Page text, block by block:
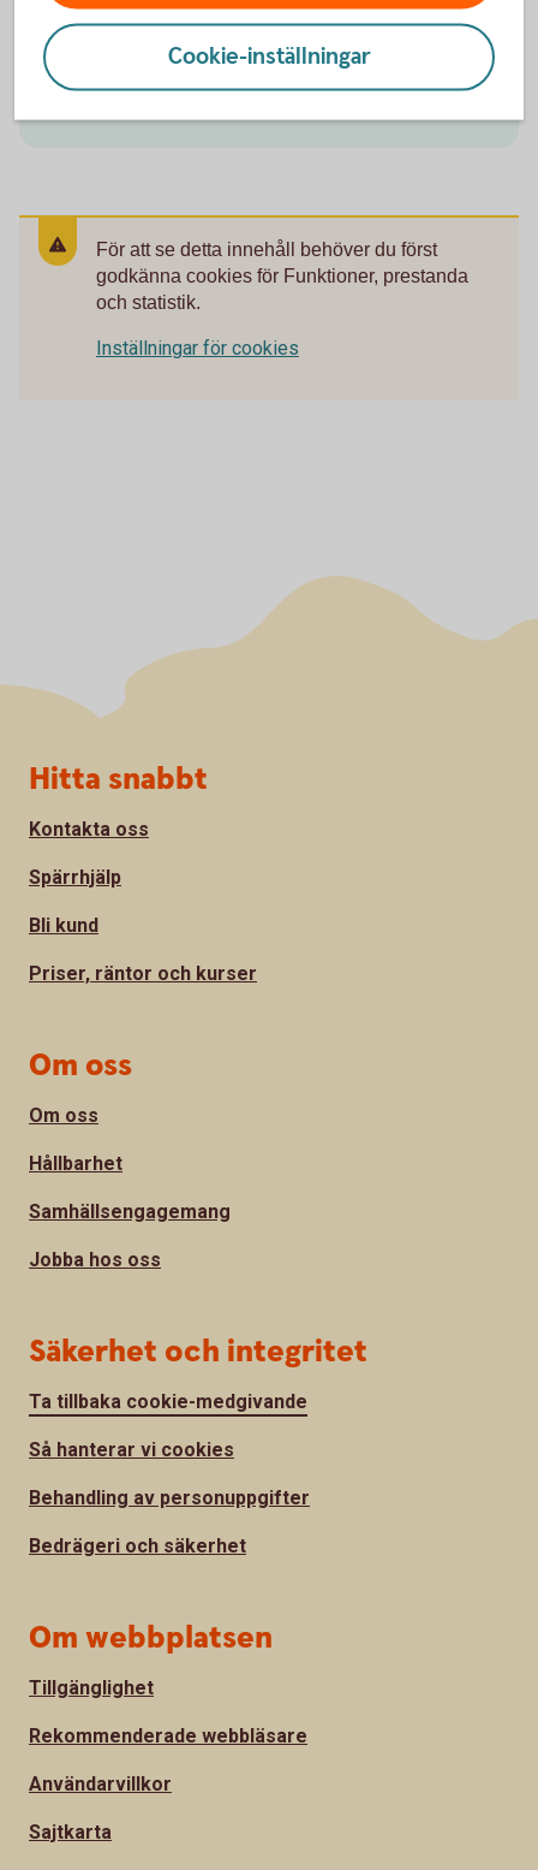
arbetsgivare.
Skatteavdrag för bilresor till jobbet
För att se detta innehåll behöver du först
godkänna cookies för Funktioner, prestanda
och statistik.
Inställningar för cookies
Cookie-inställningar
Sidfot
Hitta snabbt
Kontakta oss
Spärrhjälp
Bli kund
Priser, räntor och kurser
Om oss
Om oss
Hållbarhet
Samhällsengagemang
Jobba hos oss
Säkerhet och integritet
Ta tillbaka cookie-medgivande
Så hanterar vi cookies
Behandling av personuppgifter
Bedrägeri och säkerhet
Om webbplatsen
Tillgänglighet
Rekommenderade webbläsare
Användarvillkor
Sajtkarta